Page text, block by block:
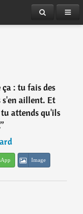
: tu fais des
s'en aillent. Et
attends qu'ils
”
Image